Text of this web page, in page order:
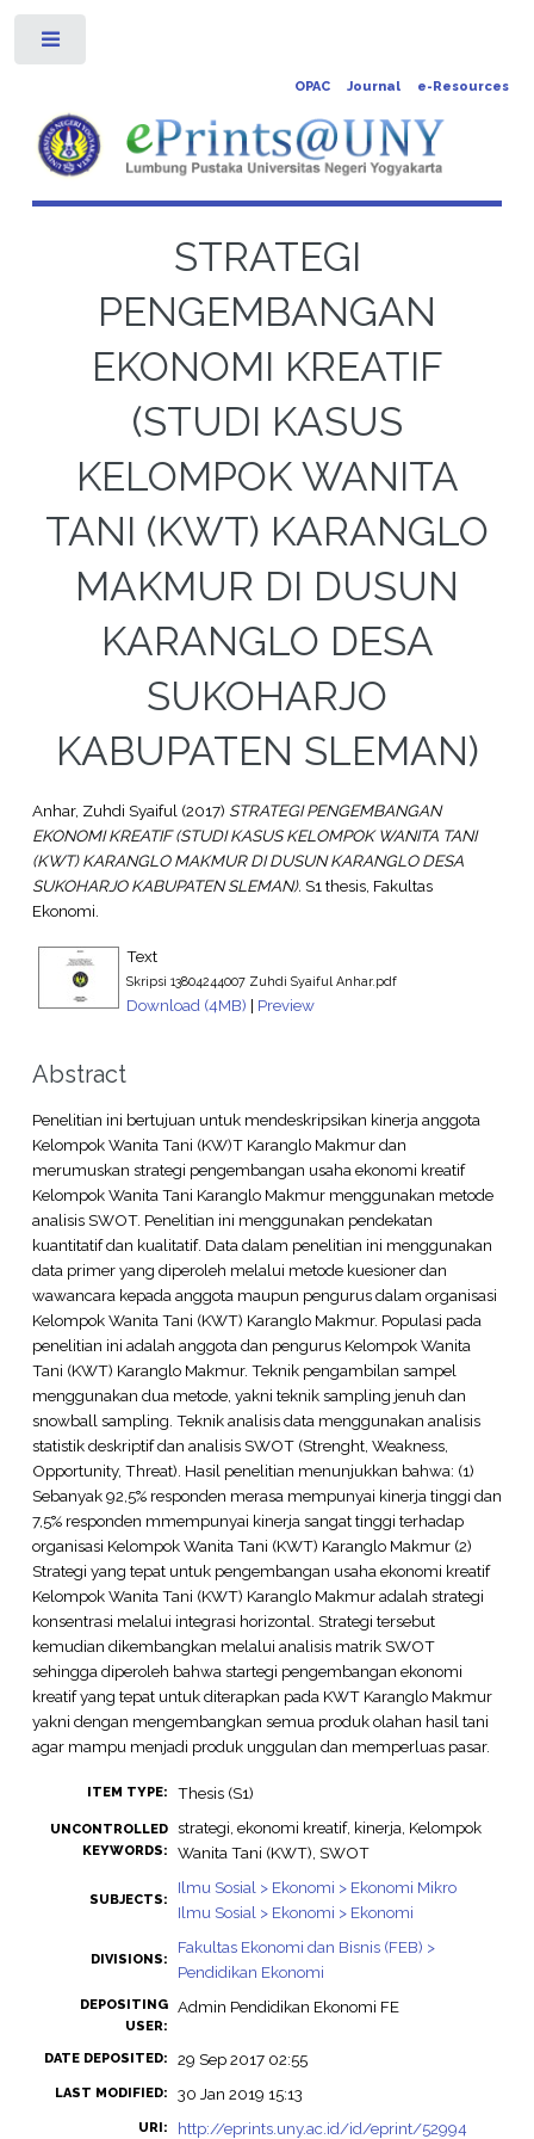
OPAC Journal e-Resources
STRATEGI
PENGEMBANGAN
EKONOMI KREATIF
(STUDI KASUS
KELOMPOK WANITA
TANI (KWT) KARANGLO
MAKMUR DI DUSUN
KARANGLO DESA
SUKOHARJO
KABUPATEN SLEMAN)
Anhar, Zuhdi Syaiful(2017) STRATEGI PENGEMBANGAN
EKONOMI KREATIF (STUDI KASUS KELOMPOK WANITA TANI
(KWT) KARANGLO MAKMUR DI DUSUN KARANGLO DESA
SUKOHARJO KABUPATEN SLEMAN). S1 thesis, Fakultas
Ekonomi.
Text
Skripsi 13804244007 Zuhdi Syaiful Anhar.pdf
Download (4MB) | Preview
Abstract
Penelitian ini bertujuan untuk mendeskripsikan kinerja anggota
Kelompok Wanita Tani (KW)T Karanglo Makmur dan
merumuskan strategi pengembangan usaha ekonomi kreatif
Kelompok Wanita Tani Karanglo Makmur menggunakan metode
analisis SWOT. Penelitian ini menggunakan pendekatan
kuantitatif dan kualitatif. Data dalam penelitian ini menggunakan
data primer yang diperoleh melalui metode kuesioner dan
wawancara kepada anggota maupun pengurus dalam organisasi
Kelompok Wanita Tani (KWT) Karanglo Makmur. Populasi pada
penelitian ini adalah anggota dan pengurus Kelompok Wanita
Tani (KWT) Karanglo Makmur. Teknik pengambilan sampel
menggunakan dua metode, yakni teknik sampling jenuh dan
snowball sampling. Teknik analisis data menggunakan analisis
statistik deskriptif dan analisis SWOT (Strenght, Weakness,
Opportunity, Threat). Hasil penelitian menunjukkan bahwa: (1)
Sebanyak 92,5% responden merasa mempunyai kinerja tinggi dan
7,5% responden mmempunyai kinerja sangat tinggi terhadap
organisasi Kelompok Wanita Tani (KWT) Karanglo Makmur (2)
Strategi yang tepat untuk pengembangan usaha ekonomi kreatif
Kelompok Wanita Tani (KWT) Karanglo Makmur adalah strategi
konsentrasi melalui integrasi horizontal. Strategi tersebut
kemudian dikembangkan melalui analisis matrik SWOT
sehingga diperoleh bahwa startegi pengembangan ekonomi
kreatif yang tepat untuk diterapkan pada KWT Karanglo Makmur
yakni dengan mengembangkan semua produk olahan hasil tani
agar mampu menjadi produk unggulan dan memperluas pasar.
ITEM TYPE: Thesis (S1)
UNCONTROLLED
KEYWORDS:
strategi, ekonomi kreatif, kinerja, Kelompok
Wanita Tani (KWT), SWOT
SUBJECTS:
Ilmu Sosial > Ekonomi > Ekonomi Mikro
Ilmu Sosial > Ekonomi > Ekonomi
DIVISIONS:
Fakultas Ekonomi dan Bisnis (FEB) >
Pendidikan Ekonomi
DEPOSITING
USER:
Admin Pendidikan Ekonomi FE
DATE DEPOSITED: 29 Sep 2017 02:55
LAST MODIFIED: 30 Jan 2019 15:13
URI: http://eprints.uny.ac.id/id/eprint/52994